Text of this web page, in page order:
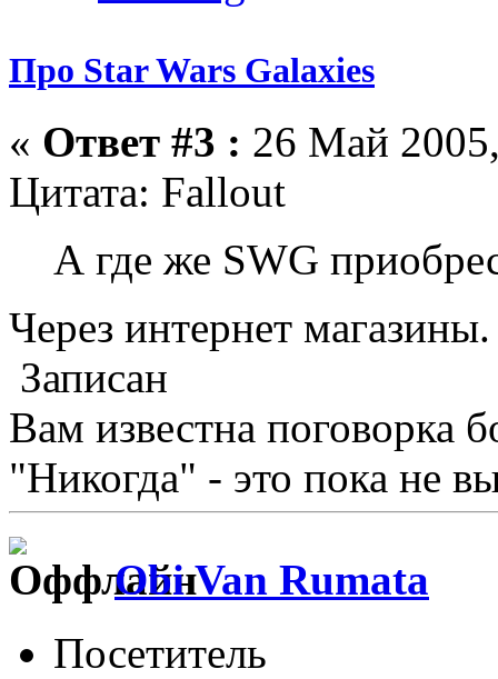
Про Star Wars Galaxies
« Ответ #3 : 26 Май
Цитата: Fallout
А где же SWG
Через интернет магазины.
Записан
Вам известна поговорка
"Никогда" - это пока не
Obi Van Rumata
Посетитель